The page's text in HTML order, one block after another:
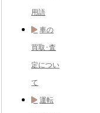
用語
車の
買取･査
定につい
て
運転